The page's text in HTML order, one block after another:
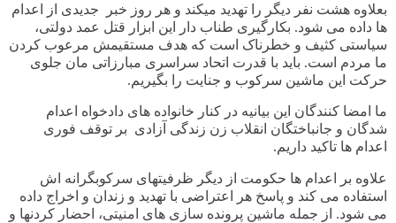
بعلاوه هشت نفر دیگر را تهدید میکند و هر روز خبر جدیدی از اعدام
ها داده می شود. بکارگیری طناب دار این ابزار قتل عمد دولتی،
سیاستی کثیف و خطرناک است که هدف مستقیمش مرعوب کردن
ما مردم است. باید با قدرت اتحاد سراسری مبارزاتی مان جلوی
حرکت این ماشین سرکوب و جنایت را بگیریم.
ما امضا کنندگان این بیانیه در کنار خانواده های دادخواه اعدام
شدگان و جانباختگان انقلاب زن زندگی آزادی بر توقف فوری
اعدام ها تاکید داریم.
علاوه بر اعدام ها حکومت از دیگر ظرفیتهای سرکوبگرانه اش
استفاده می کند و پاسخ هر اعتراضی با تهدید و زندان و اخراج داده
می شود. از جمله ماشین پرونده سازی های امنیتی، احضار کردنها و